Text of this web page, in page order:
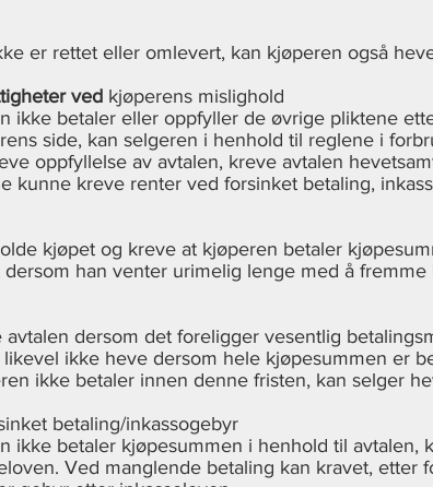
er rettet eller omlevert, kan kjøperen også
ved kjøperens mislighold
ikke betaler eller oppfyller de øvrige pliktene
side, kan selgeren i henhold til reglene i
oppfyllelse av avtalen, kreve avtalen
kunne kreve renter ved forsinket betaling,
kjøpet og kreve at kjøperen betaler
han venter urimelig lenge med å fremme
avtalen dersom det foreligger vesentlig
ikke heve dersom hele kjøpesummen er
ikke betaler innen denne fristen, kan selger
betaling/inkassogebyr
ikke betaler kjøpesummen i henhold til avtalen,
Ved manglende betaling kan kravet, etter